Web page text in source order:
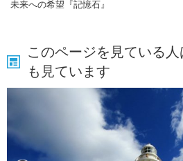
未来への希望『記憶石』
このページを見ている
も見ています